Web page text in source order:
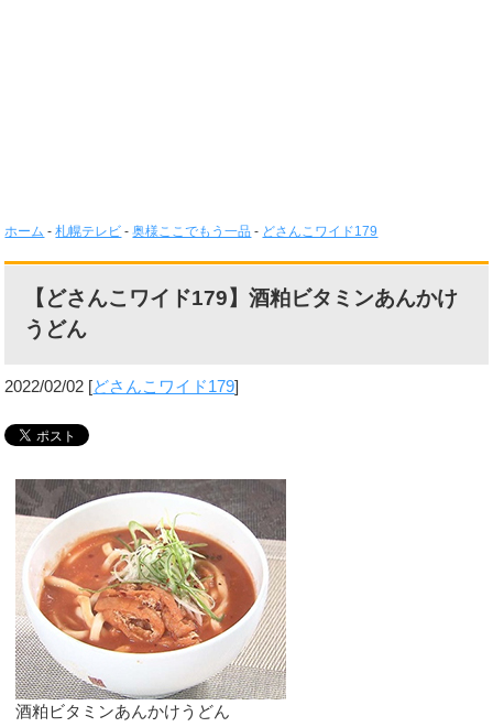
ホーム -札幌テレビ -奥様ここでもう一品 - どさんこワイド179
【どさんこワイド179】酒粕ビタミンあんかけ
うどん
2022/02/02 [どさんこワイド179]
酒粕ビタミンあんかけうどん